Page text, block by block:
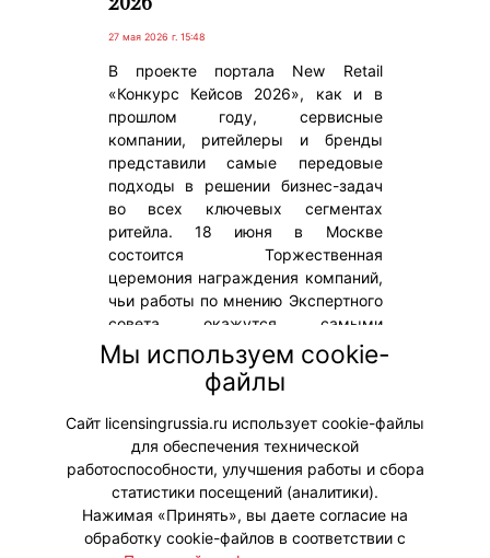
27 мая 2026 г. 15:48
В проекте портала New Retail
«Конкурс Кейсов 2026», как и в
прошлом году, сервисные
компании, ритейлеры и бренды
представили самые передовые
подходы в решении бизнес-задач
во всех ключевых сегментах
ритейла. 18 июня в Москве
состоится Торжественная
церемония награждения компаний,
чьи работы по мнению Экспертного
совета окажутся самыми
прорывными и финансово
эффективными. На мероприятии
будет распространяться весенний
выпуск журнала «Вестника».
#Мероприятия
Мы используем cookie-
файлы
Сайт licensingrussia.ru использует cookie-файлы
для обеспечения технической
работоспособности, улучшения работы и сбора
статистики посещений (аналитики).
Нажимая «Принять», вы даете согласие на
обработку cookie-файлов в соответствии с